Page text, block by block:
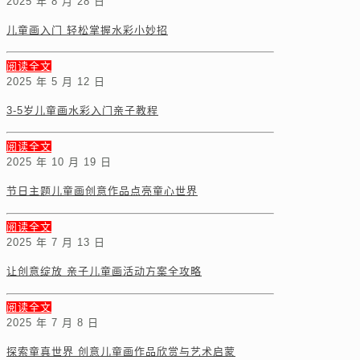
儿童画入门 轻松掌握水彩小妙招
阅读全文
2025 年 5 月 12 日
3-5岁儿童画水彩入门亲子教程
阅读全文
2025 年 10 月 19 日
节日主题儿童画创意作品点亮童心世界
阅读全文
2025 年 7 月 13 日
让创意绽放 亲子儿童画活动方案全攻略
阅读全文
2025 年 7 月 8 日
探索童真世界 创意儿童画作品欣赏与艺术启蒙